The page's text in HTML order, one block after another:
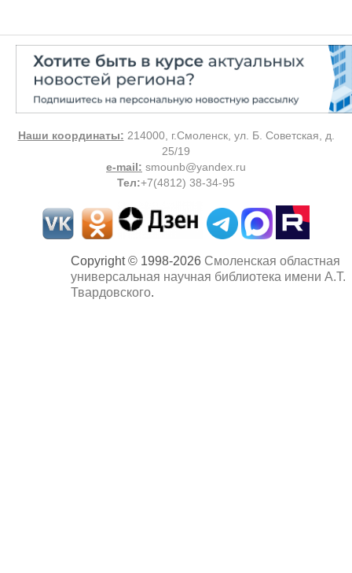
Наши координаты: 214000, г.Смоленск, ул. Б. Советская, д.
25/19
e-mail: smounb@yandex.ru
Тел:+7(4812) 38-34-95
Copyright © 1998-2026 Смоленская областная
универсальная научная библиотека имени А.Т.
Твардовского.